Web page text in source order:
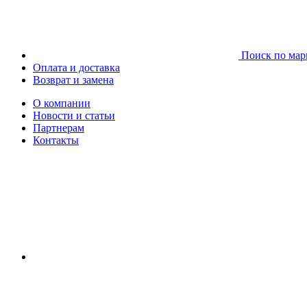
Поиск по
Оплата и доставка
Возврат и замена
О компании
Новости и статьи
Партнерам
Контакты